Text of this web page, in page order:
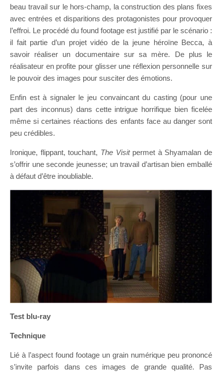
beau travail sur le hors-champ, la construction des plans fixes
avec entrées et disparitions des protagonistes pour provoquer
l’effroi. Le procédé du found footage est justifié par le scénario :
il fait partie d’un projet vidéo de la jeune héroïne Becca, à
savoir réaliser un documentaire sur sa mère. De plus le
réalisateur en profite pour glisser une réflexion personnelle sur
le pouvoir des images pour susciter des émotions.
Enfin est à signaler le jeu convaincant du casting (pour une
part des inconnus) dans cette intrigue horrifique bien ficelée
même si certaines réactions des enfants face au danger sont
peu crédibles.
Ironique, flippant, touchant, The Visitpermet à Shyamalan de
s’offrir une seconde jeunesse; un travail d’artisan bien emballé
à défaut d’être inoubliable.
Test blu-ray
Technique
Lié à l’aspect found footage un grain numérique peu prononcé
s’invite parfois dans ces images de grande qualité. Pas